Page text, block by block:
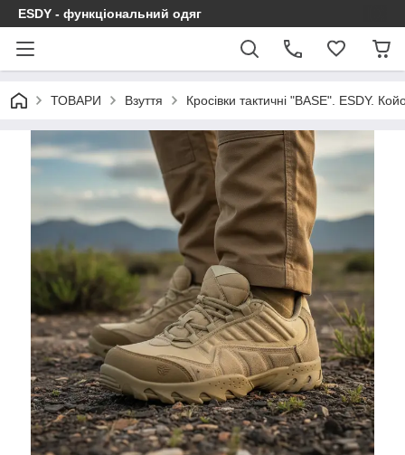
ESDY - функціональний одяг
ТОВАРИ Взуття Кросівки тактичні "BASE". ESDY.